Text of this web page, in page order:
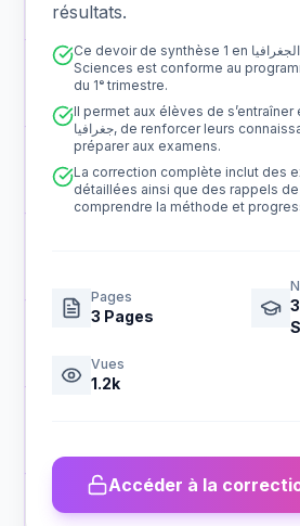
résultats.
Ce devoir de synthèse 1 en الجغرافيا pour le 3ème année
Sciences est conforme au
du 1ᵉ trimestre.
Il permet aux élèves de
جغرافيا, de renforcer leurs connaissances et de mieux se
préparer aux examens.
La correction complète inclut des
détaillées ainsi que des rappels
comprendre la méthode et
Pages
3 Pages
Vues
1.2k
Accéder à la